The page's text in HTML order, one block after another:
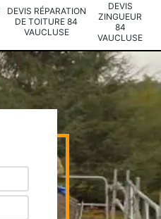
DEVIS RÉPARATION
DE TOITURE 84
VAUCLUSE
DEVIS
ZINGUEUR
84
VAUCLUSE